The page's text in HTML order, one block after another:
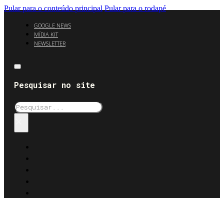
Pular para o conteúdo principal Pular para o rodapé
GOOGLE NEWS
MÍDIA KIT
NEWSLETTER
Pesquisar no site
Pesquisar